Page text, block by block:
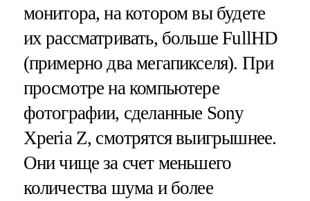
монитора, на котором вы будете
их рассматривать, больше FullHD
(примерно два мегапикселя). При
просмотре на компьютере
фотографии, сделанные Sony
Xperia Z, смотрятся выигрышнее.
Они чище за счет меньшего
количества шума и более